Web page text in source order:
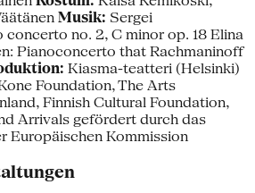
Musik: Sergei
concerto no. 2, C minor op. 18 Elina
Pianoconcerto that Rachmaninoff
Kiasma-teatteri (Helsinki)
Foundation, The Arts
Finnish Cultural Foundation,
Arrivals gefördert durch das
Europäischen Kommission